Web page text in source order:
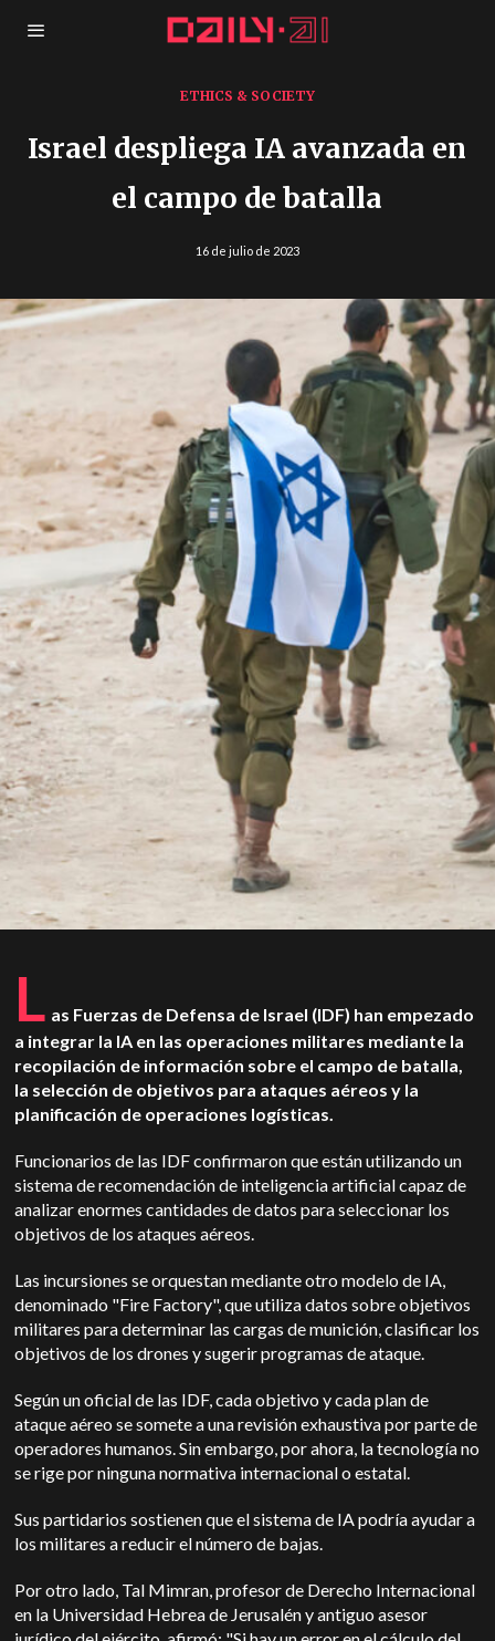
ETHICS & SOCIETY
Israel despliega IA avanzada en
el campo de batalla
16 de julio de 2023
L as Fuerzas de Defensa de Israel (IDF) han empezado
a integrar la IA en las operaciones militares mediante la
recopilación de información sobre el campo de batalla,
la selección de objetivos para ataques aéreos y la
planificación de operaciones logísticas.
Funcionarios de las IDF confirmaron que están utilizando un
sistema de recomendación de inteligencia artificial capaz de
analizar enormes cantidades de datos para seleccionar los
objetivos de los ataques aéreos.
Las incursiones se orquestan mediante otro modelo de IA,
denominado "Fire Factory", que utiliza datos sobre objetivos
militares para determinar las cargas de munición, clasificar los
objetivos de los drones y sugerir programas de ataque.
Según un oficial de las IDF, cada objetivo y cada plan de
ataque aéreo se somete a una revisión exhaustiva por parte de
operadores humanos. Sin embargo, por ahora, la tecnología no
se rige por ninguna normativa internacional o estatal.
Sus partidarios sostienen que el sistema de IA podría ayudar a
los militares a reducir el número de bajas.
Por otro lado, Tal Mimran, profesor de Derecho Internacional
en la Universidad Hebrea de Jerusalén y antiguo asesor